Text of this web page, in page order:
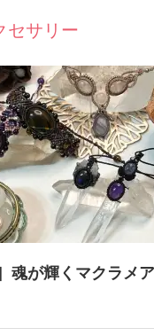
セサリー
魂が輝くマクラメ